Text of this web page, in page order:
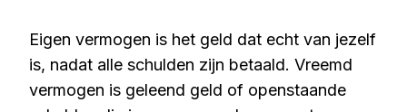
Eigen vermogen is het geld dat echt van jezelf
is, nadat alle schulden zijn betaald. Vreemd
vermogen is geleend geld of openstaande